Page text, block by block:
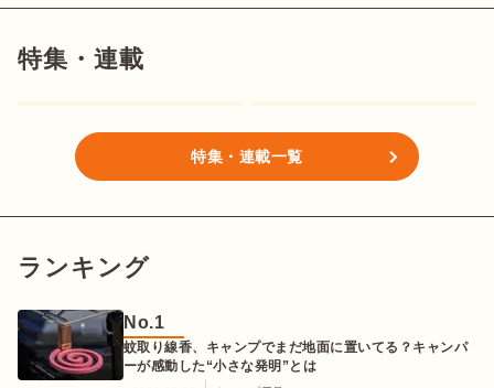
特集・連載
特集・連載一覧
ランキング
No.1
蚊取り線香、キャンプでまだ地面に置いてる？キャンパ
ーが感動した“小さな発明”とは